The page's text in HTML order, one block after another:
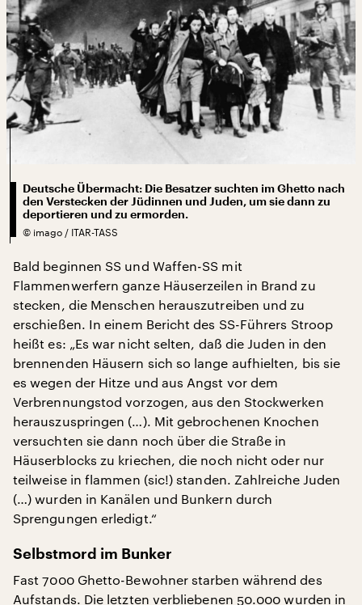
Deutsche Übermacht: Die Besatzer suchten im Ghetto nach
den Verstecken der Jüdinnen und Juden, um sie dann zu
deportieren und zu ermorden.
© imago / ITAR-TASS
Bald beginnen SS und Waffen-SS mit
Flammenwerfern ganze Häuserzeilen in Brand zu
stecken, die Menschen herauszutreiben und zu
erschießen. In einem Bericht des SS-Führers Stroop
heißt es: „Es war nicht selten, daß die Juden in den
brennenden Häusern sich so lange aufhielten, bis sie
es wegen der Hitze und aus Angst vor dem
Verbrennungstod vorzogen, aus den Stockwerken
herauszuspringen (…). Mit gebrochenen Knochen
versuchten sie dann noch über die Straße in
Häuserblocks zu kriechen, die noch nicht oder nur
teilweise in flammen (sic!) standen. Zahlreiche Juden
(…) wurden in Kanälen und Bunkern durch
Sprengungen erledigt.“
Selbstmord im Bunker
Fast 7000 Ghetto-Bewohner starben während des
Aufstands. Die letzten verbliebenen 50.000 wurden in